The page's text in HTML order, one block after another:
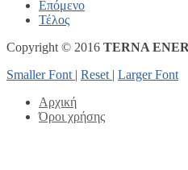
Επόμενο
Τέλος
Copyright © 2016 TERNA
Smaller Font | Reset | Larger Font
Αρχική
Όροι χρήσης